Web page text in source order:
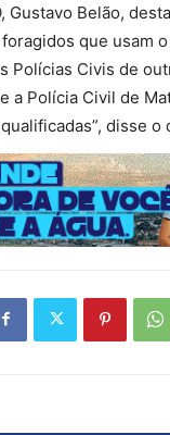
Gustavo Belão,
que usam
Polícias Civis de
a Polícia Civil de
disse o